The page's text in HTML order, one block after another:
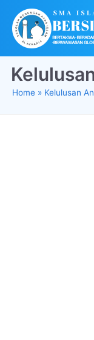
content
Home Kelulusan